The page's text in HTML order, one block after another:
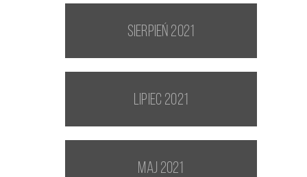
sierpień 2021
lipiec 2021
maj 2021